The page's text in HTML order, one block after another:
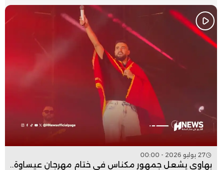
27 يوليو 2026 - 00:00
بهاوي يشعل جمهور مكناس في ختام مهرجان عيساوة..